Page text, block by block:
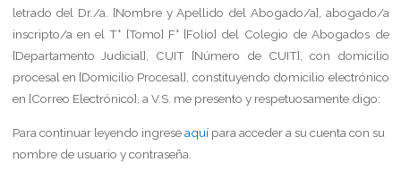
letrado del Dr./a. [Nombre y Apellido del Abogado/a], abogado/a
inscripto/a en el T° [Tomo] F° [Folio] del Colegio de Abogados de
[Departamento Judicial], CUIT [Número de CUIT], con domicilio
procesal en [Domicilio Procesal], constituyendo domicilio electrónico
en [Correo Electrónico], a V.S. me presento y respetuosamente digo:
Para continuar leyendo ingreseaquípara acceder a su cuenta con su
nombre de usuario y contraseña.